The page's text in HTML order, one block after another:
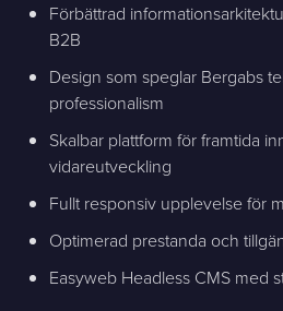
Förbättrad
B2B
Design som speglar Bergabs
professionalism
Skalbar plattform för framtida
vidareutveckling
Fullt responsiv upplevelse för
Optimerad prestanda och
Easyweb Headless CMS med